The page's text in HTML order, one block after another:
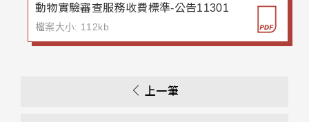
動物實驗審查服務收費標準-公告11301
檔案大小: 112kb
上一筆